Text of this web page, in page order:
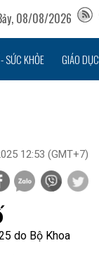
08/08/2026
SỨC KHỎE GIÁO DỤC
12:53 (GMT+7)
do Bộ Khoa